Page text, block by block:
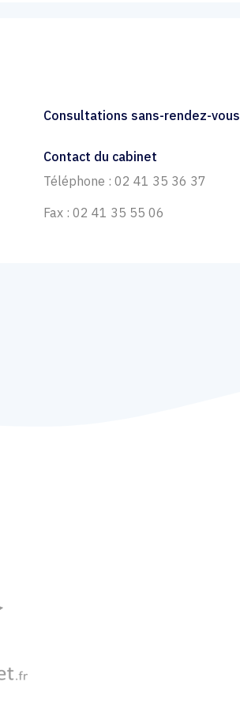
Consultations sans-rendez-vous
Contact du cabinet
Téléphone : 02 41 35 36 37
Fax : 02 41 35 55 06